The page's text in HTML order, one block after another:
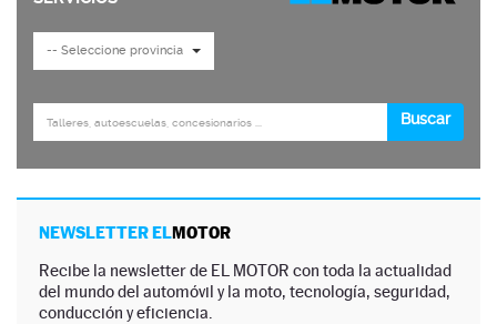
NEWSLETTER ELMOTOR
Recibe la newsletter de EL MOTOR con toda la actualidad
del mundo del automóvil y la moto, tecnología, seguridad,
conducción y eficiencia.